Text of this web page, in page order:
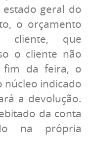
geral do
o orçamento
cliente, que
o cliente não
da feira, o
núcleo indicado
a devolução.
da conta
na própria